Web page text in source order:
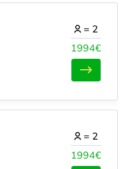
1994€
= 2
1994€
= 2